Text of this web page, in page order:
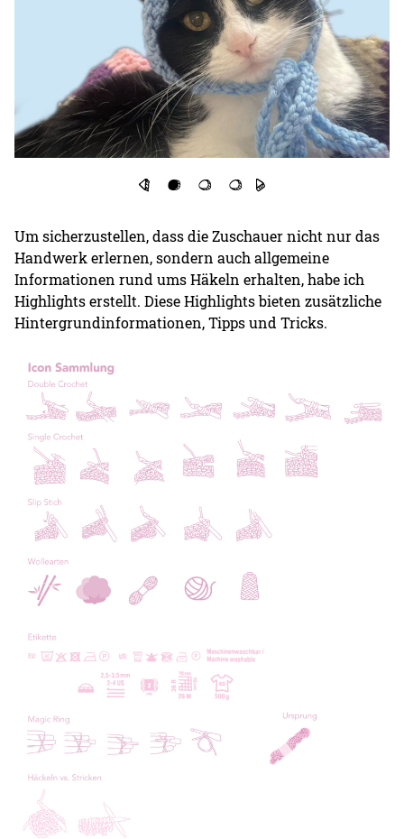
Um sicherzustellen, dass die Zuschauer nicht nur das
Handwerk erlernen, sondern auch allgemeine
Informationen rund ums Häkeln erhalten, habe ich
Highlights erstellt. Diese Highlights bieten zusätzliche
Hintergrundinformationen, Tipps und Tricks.